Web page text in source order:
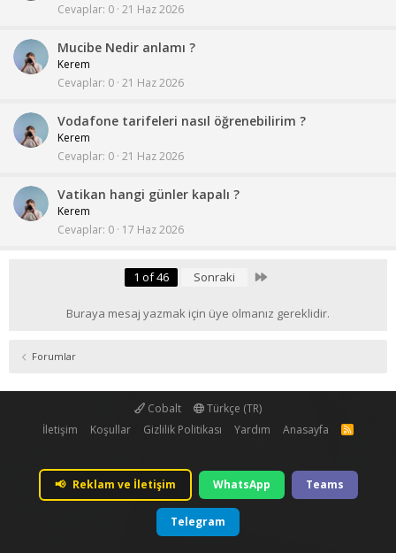
Cevaplar 0 21 Haz 2026
Mucibe Nedir anlamı ?
Kerem
Cevaplar 0 21 Haz 2026
Vodafone tarifeleri nasıl öğrenebilirim ?
Kerem
Cevaplar 0 21 Haz 2026
Vatikan hangi günler kapalı ?
Kerem
Cevaplar 0 17 Haz 2026
1 of 46 Sonraki Last
Buraya mesaj yazmak için üye olmanız gereklidir.
Forumlar
Cobalt
Türkçe (TR)
İletişim
Koşullar Gizlilik Politikası Yardım Anasayfa
R
📢 Reklam ve İletişim WhatsApp Teams
Telegram